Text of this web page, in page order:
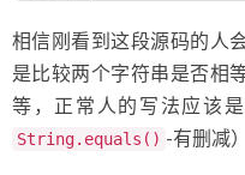
相信刚看到这段源码的人
是比较两个字符串是否相
等，正常人的写法应该
String.equals() -有删减）